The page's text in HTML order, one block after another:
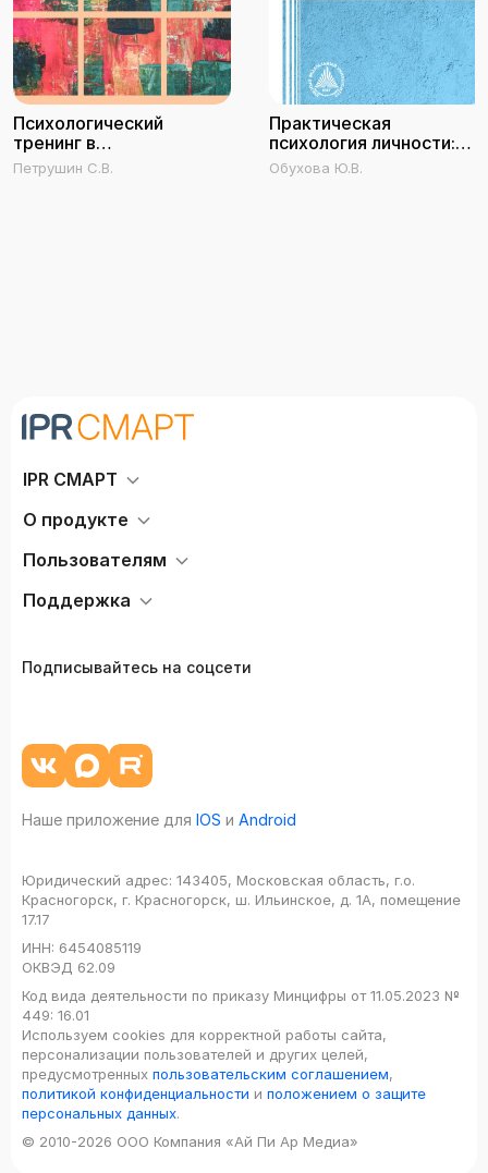
Психологический
тренинг в
многочисленной группе
(методика развития
Петрушин С.В.
Практическая
психология личности:
тренинговые технологии
в работе педагога-
Обухова Ю.В.
IPR СМАРТ
О продукте
Пользователям
Поддержка
Подписывайтесь на соцсети
Наше приложение для IOS и Android
Юридический адрес: 143405, Московская область, г.о.
Красногорск, г. Красногорск, ш. Ильинское, д. 1А, помещение
17.17
ИНН: 6454085119
ОКВЭД 62.09
Код вида деятельности по приказу Минцифры от 11.05.2023 №
449: 16.01
Используем cookies для корректной работы сайта,
персонализации пользователей и других целей,
предусмотренных пользовательским соглашением,
политикой конфиденциальности и положением о защите
персональных данных.
© 2010-2026 ООО Компания «Ай Пи Ар Медиа»